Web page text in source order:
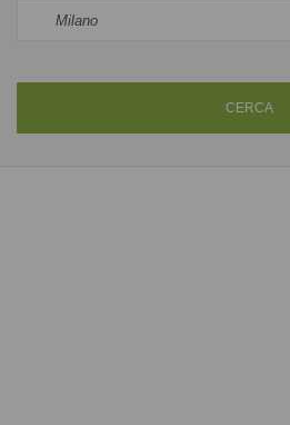
CERCA